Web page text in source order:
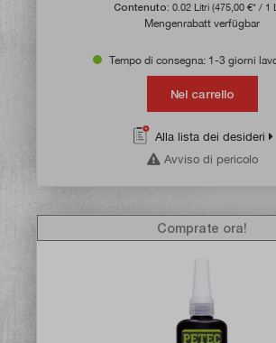
Contenuto: 0.02 Litri (475,00 €* / 1
Mengenrabatt verfügbar
Tempo di consegna: 1-3 giorni
Nel carrello
Alla lista dei desideri
Avviso di pericolo
Comprate ora!